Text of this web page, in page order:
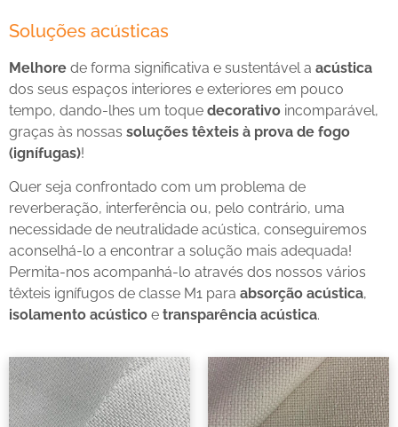
Soluções acústicas
Melhore de forma significativa e sustentável a acústica
dos seus espaços interiores e exteriores em pouco
tempo, dando-lhes um toque decorativo incomparável,
graças às nossas soluções têxteis à prova de fogo
(ignífugas)!
Quer seja confrontado com um problema de
reverberação, interferência ou, pelo contrário, uma
necessidade de neutralidade acústica, conseguiremos
aconselhá-lo a encontrar a solução mais adequada!
Permita-nos acompanhá-lo através dos nossos vários
têxteis ignífugos de classe M1 para absorção acústica,
isolamento acústico e transparência acústica.